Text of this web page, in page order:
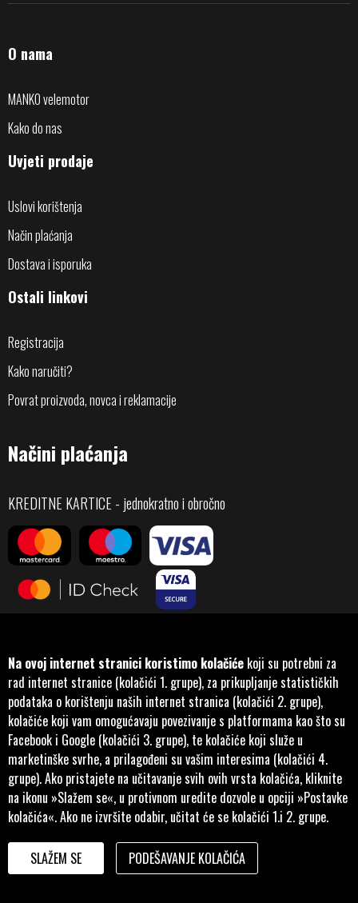
O nama
MANKO velemotor
Kako do nas
Uvjeti prodaje
Uslovi korištenja
Način plaćanja
Dostava i isporuka
Ostali linkovi
Registracija
Kako naručiti?
Povrat proizvoda, novca i reklamacije
Načini plaćanja
KREDITNE KARTICE - jednokratno i obročno
Na ovoj internet stranici koristimo kolačiće koji su potrebni za
rad internet stranice (kolačići 1. grupe), za prikupljanje statističkih
podataka o korištenju naših internet stranica (kolačići 2. grupe),
kolačiće koji vam omogućavaju povezivanje s platformama kao što su
Facebook i Google (kolačići 3. grupe), te kolačiće koji služe u
marketinške svrhe, a prilagođeni su vašim interesima (kolačići 4.
grupe). Ako pristajete na učitavanje svih ovih vrsta kolačića, kliknite
na ikonu »Slažem se«, u protivnom uredite dozvole u opciji »Postavke
kolačića«. Ako ne izvršite odabir, učitat će se kolačići 1.i 2. grupe.
SLAŽEM SE PODEŠAVANJE KOLAČIĆA
Pratite nas na društvenim
mrežama
Developed byID-
1990. - 2026. © MANKO VELEMOTOR d.o.o.